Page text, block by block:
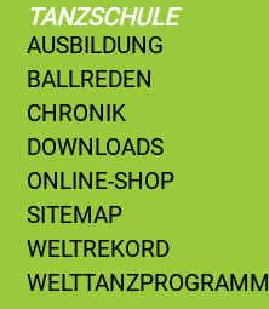
TANZSCHULE
AUSBILDUNG
BALLREDEN
CHRONIK
DOWNLOADS
ONLINE-SHOP
SITEMAP
WELTREKORD
WELTTANZPROGRAMM